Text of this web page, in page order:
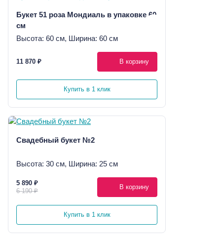
Букет 51 роза Мондиаль в упаковке 60
см
Высота: 60 см, Ширина: 60 см
11 870 ₽ В корзину
Купить в 1 клик
Свадебный букет №2
Высота: 30 см, Ширина: 25 см
5 890 ₽
6 190 ₽
В корзину
Купить в 1 клик